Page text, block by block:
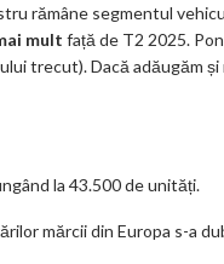
rămâne segmentul
mult față de T2 2025.
trecut). Dacă adăugăm
la 43.500 de unități.
mărcii din Europa s-a